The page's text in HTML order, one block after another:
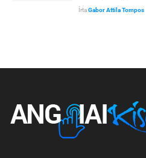
ÍrtaGabor Attila Tompos